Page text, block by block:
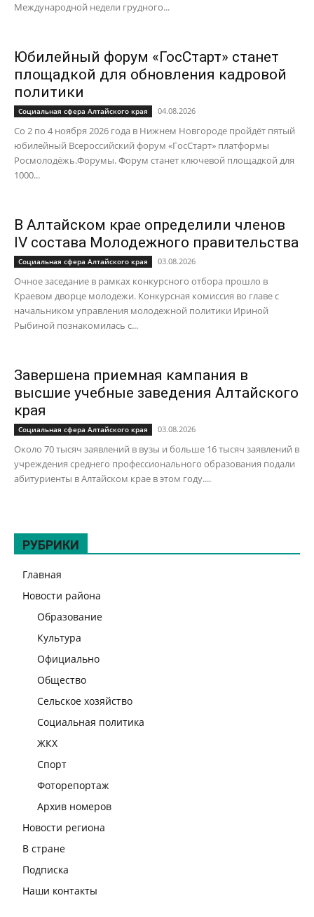
Международной недели грудного...
Юбилейный форум «ГосСтарт» станет
площадкой для обновления кадровой
политики
Социальная сфера Алтайского края 04.08.2026
Со 2 по 4 ноября 2026 года в Нижнем Новгороде пройдёт пятый
юбилейный Всероссийский форум «ГосСтарт» платформы
Росмолодёжь.Форумы. Форум станет ключевой площадкой для
1000...
В Алтайском крае определили членов
IV состава Молодежного правительства
Социальная сфера Алтайского края 03.08.2026
Очное заседание в рамках конкурсного отбора прошло в
Краевом дворце молодежи. Конкурсная комиссия во главе с
начальником управления молодежной политики Ириной
Рыбиной познакомилась с...
Завершена приемная кампания в
высшие учебные заведения Алтайского
края
Социальная сфера Алтайского края 03.08.2026
Около 70 тысяч заявлений в вузы и больше 16 тысяч заявлений в
учреждения среднего профессионального образования подали
абитуриенты в Алтайском крае в этом году....
РУБРИКИ
Главная
Новости района
Образование
Культура
Официально
Общество
Сельское хозяйство
Социальная политика
ЖКХ
Спорт
Фоторепортаж
Архив номеров
Новости региона
В стране
Подписка
Наши контакты